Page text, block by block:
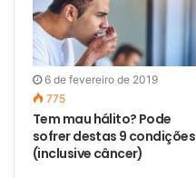
6 de fevereiro de 2019
775
Tem mau hálito? Pode
sofrer destas 9 condições
(inclusive câncer)